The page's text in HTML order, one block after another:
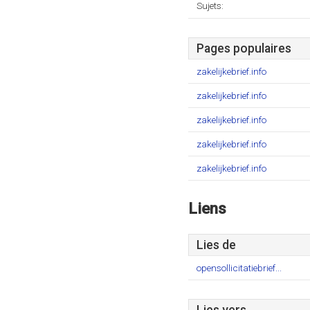
Sujets:
Pages populaires
zakelijkebrief.info
zakelijkebrief.info
zakelijkebrief.info
zakelijkebrief.info
zakelijkebrief.info
Liens
Lies de
opensollicitatiebrief...